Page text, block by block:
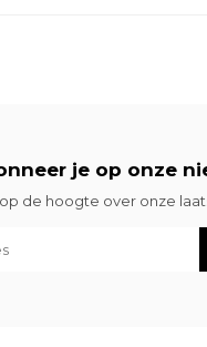
je op onze
de hoogte over onze